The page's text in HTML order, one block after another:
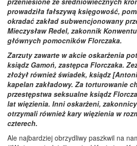
prowadziła fałszywą księgowość,
okradać zakład subwencjonowany
Mieczysław Redel, zakonnik
głównych pomocników Florczaka.
Zarzuty zawarte w akcie oskarżenia
ksiądz Gamoń, zastępca Florczaka.
złożył również świadek, ksiądz
kapelan zakładowy. Za torturowanie
przestępstwa seksualne ksiądz
lat więzienia. Inni oskarżeni,
otrzymali również kary więzienia w
czterech.
Ale najbardziej obrzydliwy paszkwil na